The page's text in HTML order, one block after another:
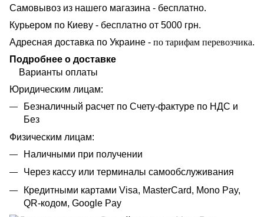
Самовывоз из нашего магазина - бесплатно.
Курьером по Киеву - бесплатно от 5000 грн.
Адресная доставка по Украине - по тарифам перевозчика.
Подробнее о доставке
Варианты оплаты
Юридическим лицам:
Безналичный расчет по Счету-фактуре по НДС и
Без
Физическим лицам:
Наличными при получении
Через кассу или терминалы самообслуживания
Кредитными картами Visa, MasterCard, Mono Pay,
QR-кодом, Google Pay